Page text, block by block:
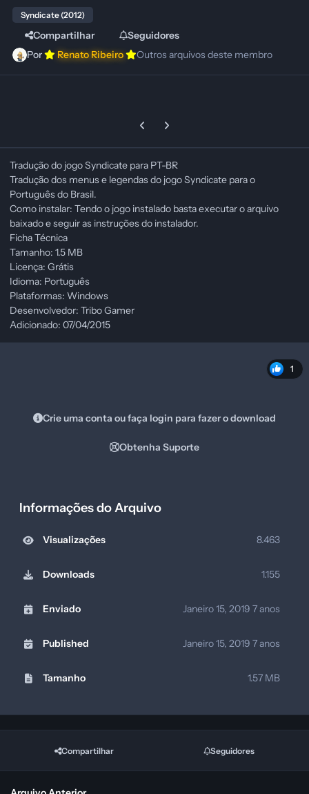
Syndicate (2012)
Compartilhar
Seguidores
Por
Renato Ribeiro Outros arquivos deste membro
Previous carousel slide
Next carousel slide
Tradução do jogo Syndicate para PT-BR
Tradução dos menus e legendas do jogo Syndicate para o
Português do Brasil.
Como instalar: Tendo o jogo instalado basta executar o arquivo
baixado e seguir as instruções do instalador.
Ficha Técnica
Tamanho: 1.5 MB
Licença: Grátis
Idioma: Português
Plataformas: Windows
Desenvolvedor: Tribo Gamer
Adicionado: 07/04/2015
1
Crie uma conta ou faça login para fazer o download
Obtenha Suporte
Informações do Arquivo
Visualizações 8.463
Downloads 1.155
Enviado Janeiro 15, 2019 7 anos
Published Janeiro 15, 2019 7 anos
Tamanho 1.57 MB
Compartilhar Seguidores